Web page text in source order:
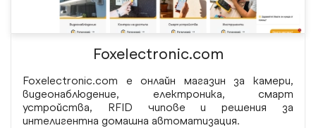
Foxelectronic.com
Foxelectronic.com е онлайн магазин за камери,
видеонаблюдение, електроника, смарт
устройства, RFID чипове и решения за
интелигентна домашна автоматизация.